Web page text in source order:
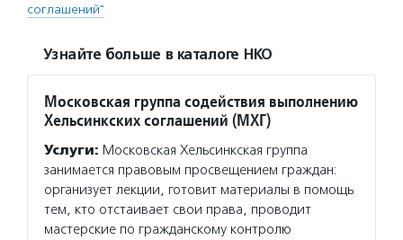
соглашений"
Узнайте больше в каталоге НКО
Московская группа содействия выполнению
Хельсинкских соглашений (МХГ)
Услуги: Московская Хельсинкская группа
занимается правовым просвещением граждан:
организует лекции, готовит материалы в помощь
тем, кто отстаивает свои права, проводит
мастерские по гражданскому контролю